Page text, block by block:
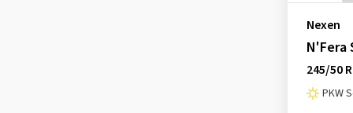
Nexen
N'Fera
245/50
PKW